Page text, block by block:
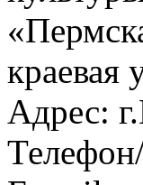
краевая
Адрес: